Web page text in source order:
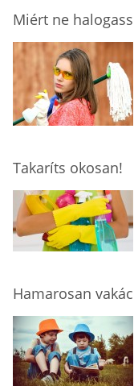
Miért ne
Takaríts okosan!
Hamarosan